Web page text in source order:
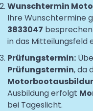
Wunschtermin
Ihre Wunschtermine
3833047
in das Mitteilungsfeld
Prüfungstermin:
Prüfungstermin, da
Ausbildung erfolgt
bei Tageslicht.